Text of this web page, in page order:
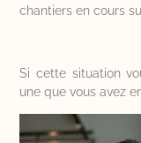
chantiers en cours
Si cette situation
une que vous avez